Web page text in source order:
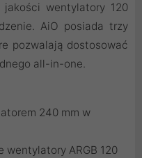
wentylatory 120
AiO posiada trzy
pozwalają dostosować
all-in-one.
240 mm w
wentylatory ARGB 120